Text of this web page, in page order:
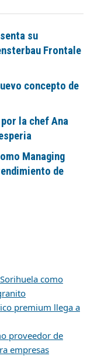
su
Frontale
concepto de
la chef Ana
Managing
de
como
premium llega a
proveedor de
empresas